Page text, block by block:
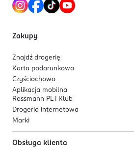
02-972
Warszawa
223252525
Kod EAN
8 445290 502650
Zakupy
Znajdź drogerię
Karta podarunkowa
Czyściochowo
Aplikacja mobilna
Rossmann PL i Klub
Drogeria internetowa
Marki
Obsługa klienta